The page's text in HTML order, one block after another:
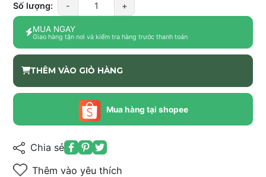
Số lượng: - +
MUA NGAY
Giao hàng tận nơi và kiểm tra hàng trước thanh toán
THÊM VÀO GIỎ HÀNG
Mua hàng tại shopee
Chia sẻ
Thêm vào yêu thích